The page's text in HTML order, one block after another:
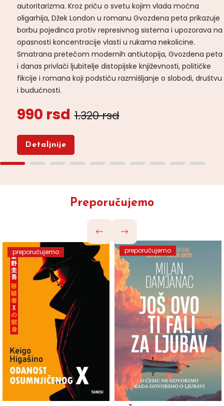
autoritarizma. Kroz priču o svetu kojim vlada moćna
oligarhija, Džek London u romanu Gvozdena peta prikazuje
borbu pojedinca protiv represivnog sistema i upozorava na
opasnosti koncentracije vlasti u rukama nekolicine.
Smatrana pretečom modernih antiutopija, Gvozdena peta
i danas privlači ljubitelje distopijske književnosti, političke
fikcije i romana koji podstiču razmišljanje o slobodi, društvu
i budućnosti.
990 rsd 1.320 rsd
Detaljnije
Preporučujemo
preporučujemo preporučujemo